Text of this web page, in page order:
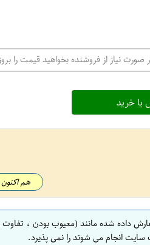
نیاز از فروشنده بخواهید قیمت را
خرید
هم اکنون
داده شده مانند (معیوب بودن ، تفاوت
انجام می شوند را نمی پذیرد.